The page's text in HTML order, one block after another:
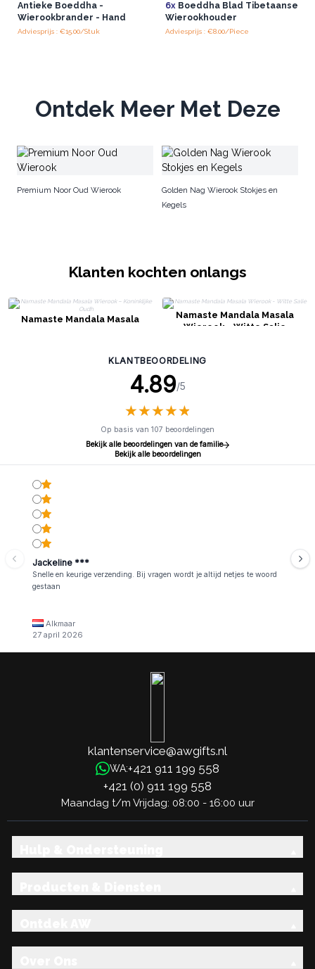
Antieke Boeddha -
Wierookbrander - Hand
Adviesprijs : €15.00/Stuk
6xBoeddha Blad Tibetaanse
Wierookhouder
Adviesprijs : €8.00/Piece
Ontdek Meer Met Deze
Premium Noor Oud Wierook
Golden Nag Wierook Stokjes en
Kegels
Klanten kochten onlangs
Namaste Mandala Masala
Namaste Mandala Masala
Wierook - Witte Salie
KLANTBEOORDELING
4.89/5
★★★★★
★★★★★
Op basis van 107 beoordelingen
Bekijk alle beoordelingen van de familie
Bekijk alle beoordelingen
Jackeline ***
Snelle en keurige verzending. Bij vragen wordt je altijd netjes te woord
gestaan
Alkmaar
27 april 2026
klantenservice@awgifts.nl
WA:+421 911 199 558
+421 (0) 911 199 558
Maandag t/m Vrijdag: 08:00 - 16:00 uur